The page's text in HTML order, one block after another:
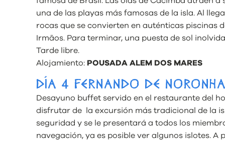
una de las playas más famosas de la isla. Al
rocas que se convierten en auténticas piscinas
Irmãos. Para terminar, una puesta de sol
Tarde libre.
Alojamiento: POUSADA ALEM DOS MARES
DÍA 4 FERNANDO DE
Desayuno buffet servido en el restaurante del
disfrutar de la excursión más tradicional de la
seguridad y se le presentará a todos los
navegación, ya es posible ver algunos islotes.